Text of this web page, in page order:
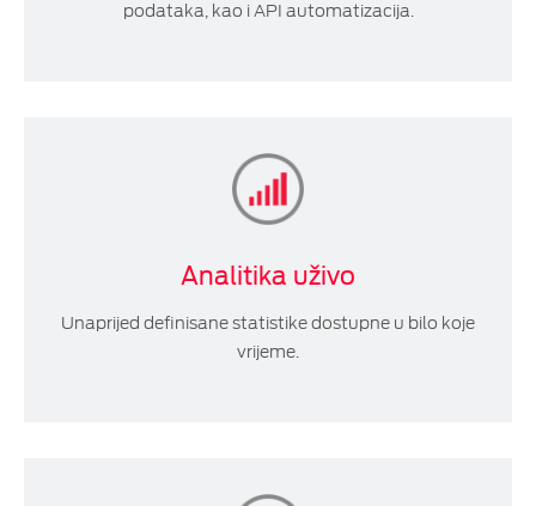
podataka, kao i API automatizacija.
Analitika uživo
Unaprijed definisane statistike dostupne u bilo koje
vrijeme.